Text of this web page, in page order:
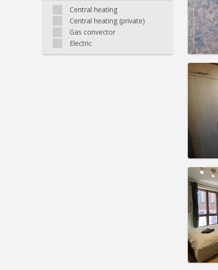
Central heating
Central heating (private)
Gas convector
Electric
Rent:
Rent: